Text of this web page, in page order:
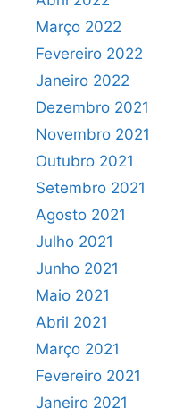
Março 2022
Fevereiro 2022
Janeiro 2022
Dezembro 2021
Novembro 2021
Outubro 2021
Setembro 2021
Agosto 2021
Julho 2021
Junho 2021
Maio 2021
Abril 2021
Março 2021
Fevereiro 2021
Janeiro 2021